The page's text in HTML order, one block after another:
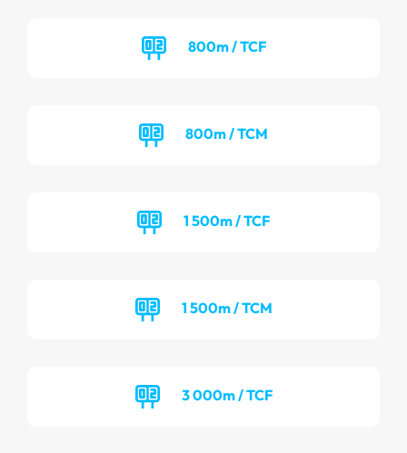
800m / TCF
800m / TCM
1 500m / TCF
1 500m / TCM
3 000m / TCF